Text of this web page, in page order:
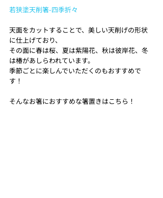
若狭塗天削箸-四季折々
天面をカットすることで、美しい天削げの形状
に仕上げており、
その面に春は桜、夏は紫陽花、秋は彼岸花、冬
は椿があしらわれています。
季節ごとに楽しんでいただくのもおすすめで
す！
そんなお箸におすすめな箸置きはこちら！